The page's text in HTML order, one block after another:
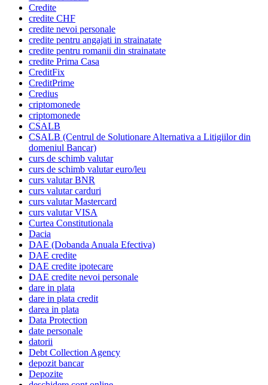
Credite
credite CHF
credite nevoi personale
credite pentru angajati in strainatate
credite pentru romanii din strainatate
credite Prima Casa
CreditFix
CreditPrime
Credius
criptomonede
criptomonede
CSALB
CSALB (Centrul de Solutionare Alternativa a Litigiilor din
domeniul Bancar)
curs de schimb valutar
curs de schimb valutar euro/leu
curs valutar BNR
curs valutar carduri
curs valutar Mastercard
curs valutar VISA
Curtea Constitutionala
Dacia
DAE (Dobanda Anuala Efectiva)
DAE credite
DAE credite ipotecare
DAE credite nevoi personale
dare in plata
dare in plata credit
darea in plata
Data Protection
date personale
datorii
Debt Collection Agency
depozit bancar
Depozite